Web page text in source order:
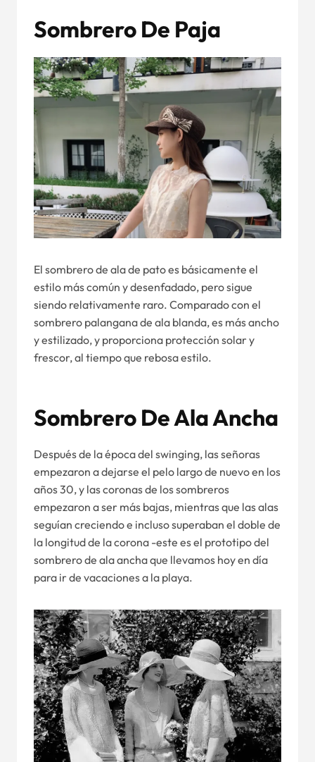
Sombrero De Paja
El sombrero de ala de pato es básicamente el
estilo más común y desenfadado, pero sigue
siendo relativamente raro. Comparado con el
sombrero palangana de ala blanda, es más ancho
y estilizado, y proporciona protección solar y
frescor, al tiempo que rebosa estilo.
Sombrero De Ala Ancha
Después de la época del swinging, las señoras
empezaron a dejarse el pelo largo de nuevo en los
años 30, y las coronas de los sombreros
empezaron a ser más bajas, mientras que las alas
seguían creciendo e incluso superaban el doble de
la longitud de la corona -este es el prototipo del
sombrero de ala ancha que llevamos hoy en día
para ir de vacaciones a la playa.